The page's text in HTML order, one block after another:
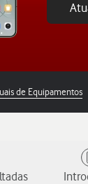
de Equipamentos